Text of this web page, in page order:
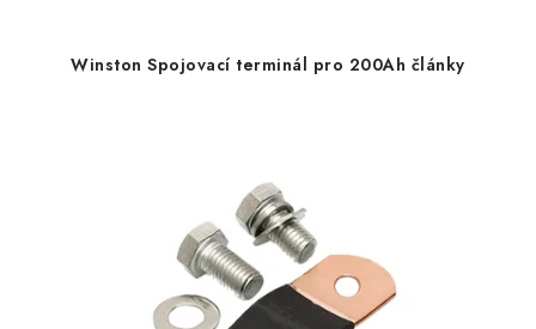
Winston Spojovací terminál pro 200Ah články